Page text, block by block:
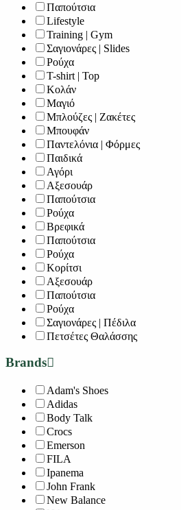
Παπούτσια
Lifestyle
Training | Gym
Σαγιονάρες | Slides
Ρούχα
T-shirt | Top
Κολάν
Μαγιό
Μπλούζες | Ζακέτες
Μπουφάν
Παντελόνια | Φόρμες
Παιδικά
Αγόρι
Αξεσουάρ
Παπούτσια
Ρούχα
Βρεφικά
Παπούτσια
Ρούχα
Κορίτσι
Αξεσουάρ
Παπούτσια
Ρούχα
Σαγιονάρες | Πέδιλα
Πετσέτες Θαλάσσης
Brands
Adam's Shoes
Adidas
Body Talk
Crocs
Emerson
FILA
Ipanema
John Frank
New Balance